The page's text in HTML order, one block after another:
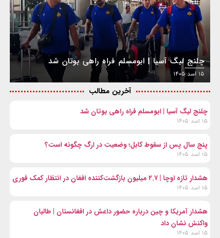
چلنج لیگ آسیا | ابومسلم فراه راهی بوتان شد
۱۵ اسد ۱۴۰۵
آخرین مطالب
چلنج لیگ آسیا | ابومسلم فراه راهی بوتان شد
۱۵ اسد ۱۴۰۵
پنج سال پس از سقوط کابل؛ وضعیت در ارگ چگونه است؟
۱۵ اسد ۱۴۰۵
هشدار تازه اوچا | ۲.۷ میلیون بازگشت‌کننده افغان در انتظار کمک فوری
۱۵ اسد ۱۴۰۵
هشدار آمریکا و چین درباره حضور داعش در افغانستان | طالبان
واکنش نشان داد
۱۵ اسد ۱۴۰۵